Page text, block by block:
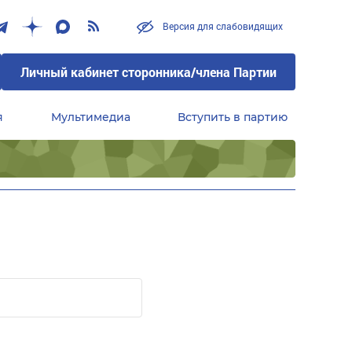
Версия для слабовидящих
Личный кабинет сторонника/члена Партии
Мультимедиа Вступить в партию